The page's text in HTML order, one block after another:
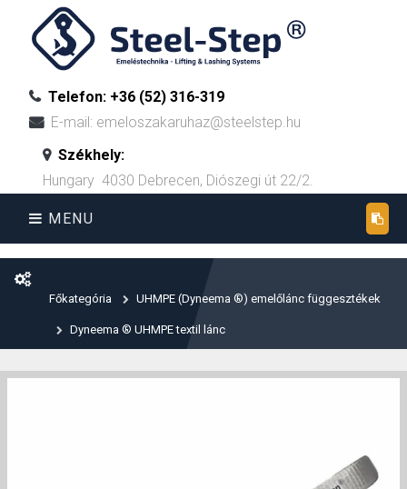
Telefon: +36 (52) 316-319
E-mail: emeloszakaruhaz@steelstep.hu
Székhely:
Hungary 4030 Debrecen, Diószegi út 22/2.
MENU
Főkategória UHMPE (Dyneema ®) emelőlánc függesztékek
Dyneema ® UHMPE textil lánc